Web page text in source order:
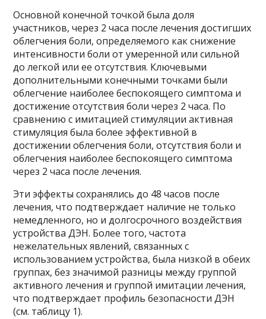
Основной конечной точкой была доля
участников, через 2 часа после лечения достигших
облегчения боли, определяемого как снижение
интенсивности боли от умеренной или сильной
до легкой или ее отсутствия. Ключевыми
дополнительными конечными точками были
облегчение наиболее беспокоящего симптома и
достижение отсутствия боли через 2 часа. По
сравнению с имитацией стимуляции активная
стимуляция была более эффективной в
достижении облегчения боли, отсутствия боли и
облегчения наиболее беспокоящего симптома
через 2 часа после лечения.
Эти эффекты сохранялись до 48 часов после
лечения, что подтверждает наличие не только
немедленного, но и долгосрочного воздействия
устройства ДЭН. Более того, частота
нежелательных явлений, связанных с
использованием устройства, была низкой в обеих
группах, без значимой разницы между группой
активного лечения и группой имитации лечения,
что подтверждает профиль безопасности ДЭН
(см. таблицу 1).